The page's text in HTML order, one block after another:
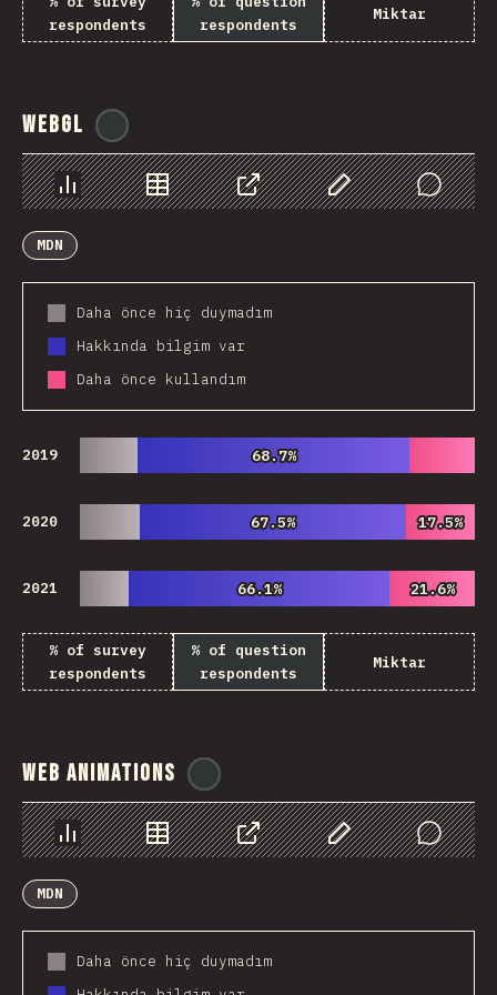
respondents
respondents
Miktar
WebGL
Chart Data Share Customize Data
Comments
MDN
Daha önce hiç duymadım
Hakkında bilgim var
Daha önce kullandım
2019 68.7%
68.7%
2020 67.5%
67.5% 17.5%
17.5%
2021 66.1%
66.1% 21.6%
21.6%
% of survey
respondents
% of question
respondents
Miktar
Web Animations
Chart Data Share Customize Data
Comments
MDN
Daha önce hiç duymadım